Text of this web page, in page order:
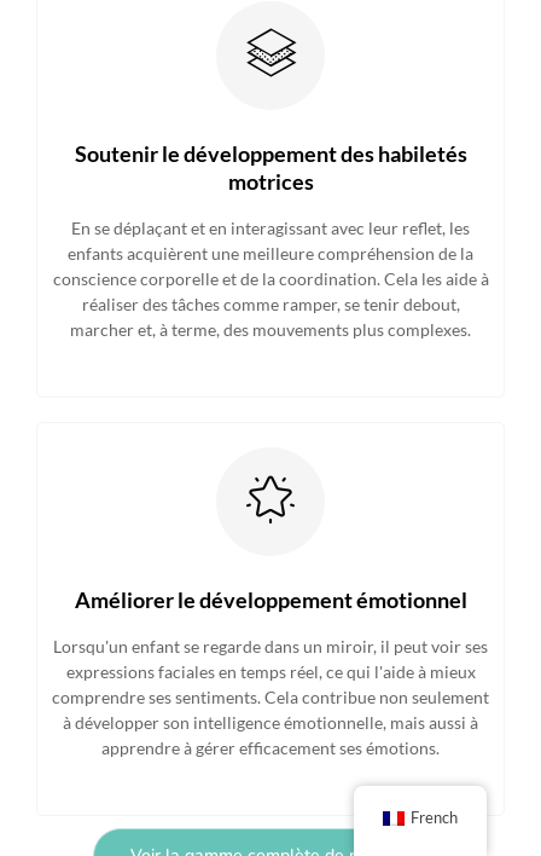
Soutenir le développement des habiletés
motrices
En se déplaçant et en interagissant avec leur reflet, les
enfants acquièrent une meilleure compréhension de la
conscience corporelle et de la coordination. Cela les aide à
réaliser des tâches comme ramper, se tenir debout,
marcher et, à terme, des mouvements plus complexes.
Améliorer le développement émotionnel
Lorsqu'un enfant se regarde dans un miroir, il peut voir ses
expressions faciales en temps réel, ce qui l'aide à mieux
comprendre ses sentiments. Cela contribue non seulement
à développer son intelligence émotionnelle, mais aussi à
apprendre à gérer efficacement ses émotions.
French